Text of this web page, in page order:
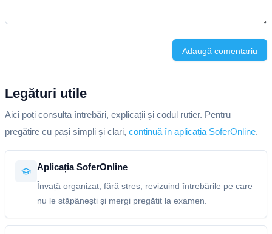
Adaugă comentariu
Legături utile
Aici poți consulta întrebări, explicații și codul rutier. Pentru
pregătire cu pași simpli și clari, continuă în aplicația SoferOnline.
Aplicația SoferOnline
Învață organizat, fără stres, revizuind întrebările pe care
nu le stăpânești și mergi pregătit la examen.